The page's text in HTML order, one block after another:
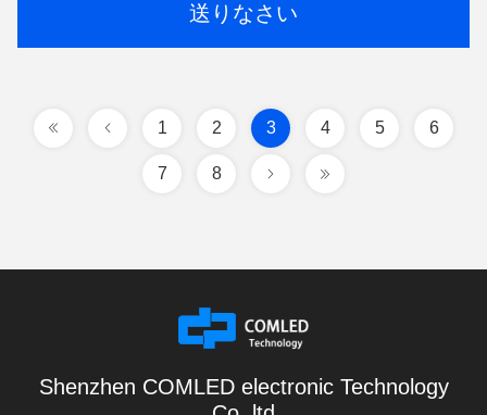
送りなさい
1 2 3 4 5 6
7 8
Shenzhen COMLED electronic Technology